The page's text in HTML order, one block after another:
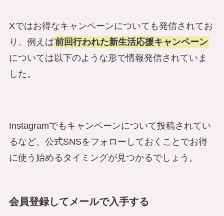
Xではお得なキャンペーンについても発信されてお
り、例えば前回行われた新生活応援キャンペーン
については以下のような形で情報発信されていま
した。
Instagramでもキャンペーンについて投稿されてい
るなど、公式SNSをフォローしておくことでお得
に使う始めるタイミングが見つかるでしょう。
会員登録してメールで入手する